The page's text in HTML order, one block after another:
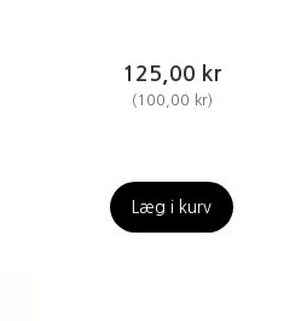
125,00 kr
(100,00 kr)
Læg i kurv